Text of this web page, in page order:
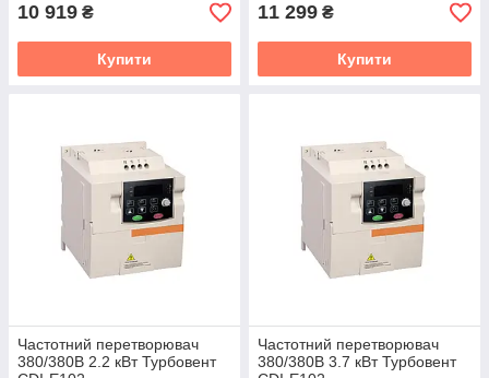
10 919 ₴
Купити
11 299 ₴
Купити
Частотний перетворювач
380/380В 2.2 кВт Турбовент
Частотний перетворювач
380/380В 3.7 кВт Турбовент